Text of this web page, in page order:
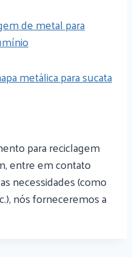
de metal para
metálica para sucata
para reciclagem
entre em contato
necessidades (como
nós forneceremos a